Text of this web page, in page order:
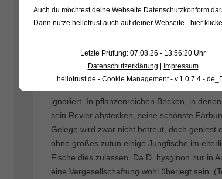
Im Schatten von Dario dario fristet Dario
denn revierbildende Männchen von Dario
Sicherlich fehlen dieser Art die bläulichen
bieten. Leider zeigt Dario hysginon seine
Fachhandel meist etwas unter. Wie alle
Lebendfutter ihr absoluter Favorit, an
ignoriert. In pflanzenreichen Becken, in
sein Revier abstecken, seine schönste
Gelege wird zwar nicht betreut, doch geniest
ohne großes zutun einige Jungfische im
Fische dies zulassen. Da D. hysginon nur in
eine Vergesellschaftung wohl überlegt sein.
Auch du möchtest deine Webseite Datenschutzkonform
Dann nutze hellotrust auch auf deiner Webseite - hier
Letzte Prüfung: 07.08.26 - 13:56:20 Uhr
Datenschutzerklärung | Impressum
hellotrust.de - Cookie Management - v.1.0.7.4 -